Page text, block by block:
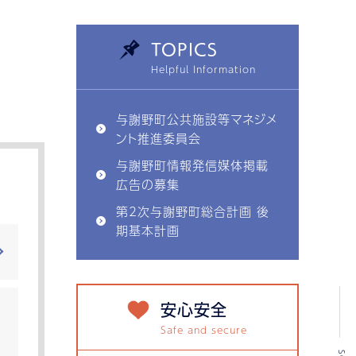
TOPICS
与謝野町公共施設等マネジメ
ント推進委員会
与謝野町情報発信媒体掲載
広告の募集
第2次与謝野町総合計画 後
期基本計画
安心安全